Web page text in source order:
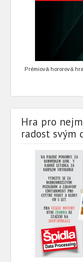
Prémiová hororová
Hra pro
radost svým